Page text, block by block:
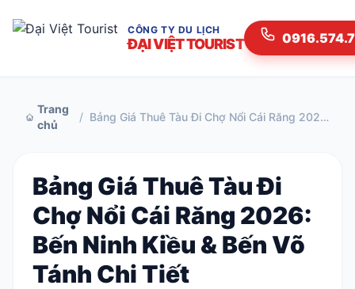
CÔNG TY DU LỊCH
ĐẠI VIỆT TOURIST
Trang
chủ
/ Bảng Giá Thuê Tàu Đi Chợ Nổi Cái Răng 2026: Bến Ninh Kiều & Bến Võ Tánh Chi Tiết
Bảng Giá Thuê Tàu Đi
Chợ Nổi Cái Răng 2026:
Bến Ninh Kiều & Bến Võ
Tánh Chi Tiết